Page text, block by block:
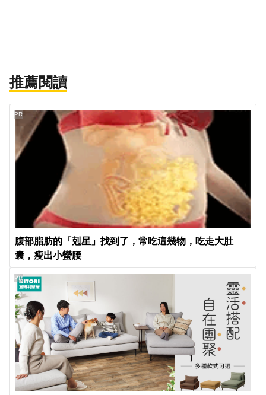
推薦閱讀
腹部脂肪的「剋星」找到了，常吃這幾物，吃走大肚
囊，瘦出小蠻腰
PR
PR